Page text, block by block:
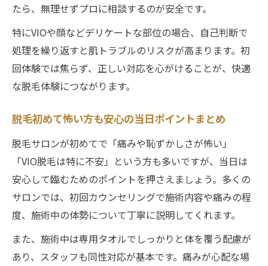
たら、無理せずプロに相談するのが安全です。
特にVIOや顔などデリケートな部位の場合、自己判断で
処理を繰り返すと肌トラブルのリスクが高まります。初
回体験では焦らず、正しい対応を心がけることが、快適
な脱毛体験につながります。
脱毛初めて怖い方も安心の当日ポイントまとめ
脱毛サロンが初めてで「痛みや恥ずかしさが怖い」
「VIO脱毛は特に不安」という方も多いですが、当日は
安心して臨むためのポイントを押さえましょう。多くの
サロンでは、初回カウンセリングで施術内容や痛みの程
度、施術中の体勢について丁寧に説明してくれます。
また、施術中は専用タオルでしっかりと体を覆う配慮が
あり、スタッフも同性対応が基本です。痛みが心配な場